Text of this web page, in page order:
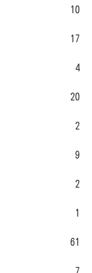
10
17
4
20
2
9
2
1
61